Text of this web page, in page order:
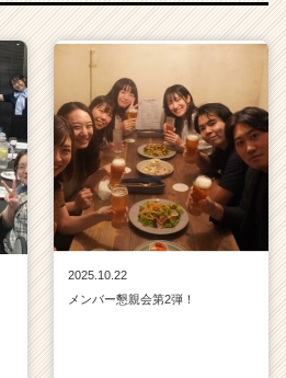
2025.10.22
メンバー懇親会第2弾！